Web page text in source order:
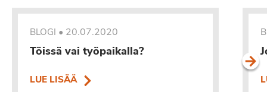
BLOGI • 20.07.2020
Töissä vai työpaikalla?
LUE LISÄÄ